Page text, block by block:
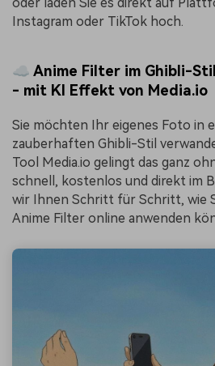
Instagram oder TikTok hoch.
☁️ Anime Filter im Ghibli-
- mit KI Effekt von Media.io
Sie möchten Ihr eigenes Foto in
zauberhaften Ghibli-Stil
Tool Media.io gelingt das ganz
schnell, kostenlos und direkt im
wir Ihnen Schritt für Schritt, wie
Anime Filter online anwenden